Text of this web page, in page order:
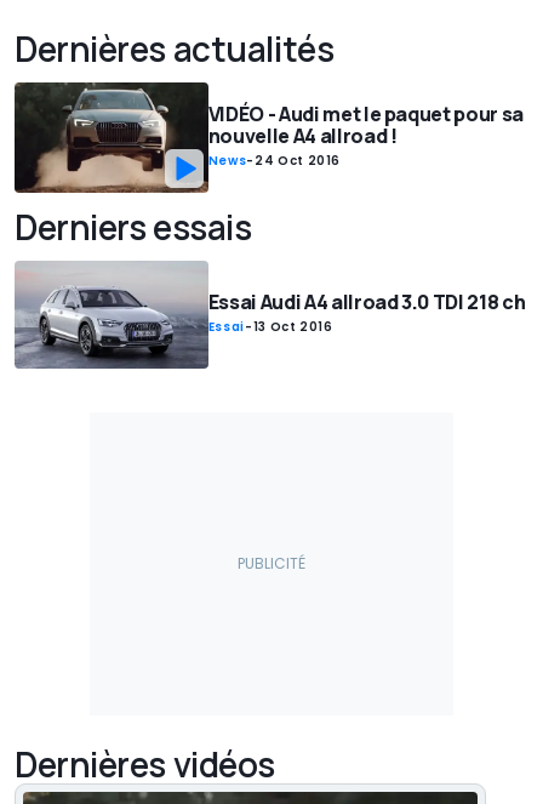
Dernières actualités
VIDÉO - Audi met le paquet pour sa
nouvelle A4 allroad !
News- 24 Oct 2016
Derniers essais
Essai Audi A4 allroad 3.0 TDI 218 ch
Essai-13 Oct 2016
Dernières vidéos